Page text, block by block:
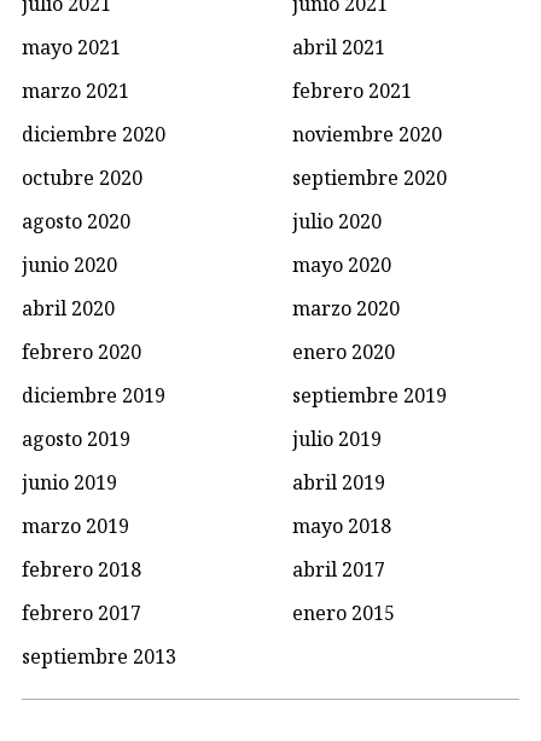
mayo 2021
abril 2021
marzo 2021
febrero 2021
diciembre 2020
noviembre 2020
octubre 2020
septiembre 2020
agosto 2020
julio 2020
junio 2020
mayo 2020
abril 2020
marzo 2020
febrero 2020
enero 2020
diciembre 2019
septiembre 2019
agosto 2019
julio 2019
junio 2019
abril 2019
marzo 2019
mayo 2018
febrero 2018
abril 2017
febrero 2017
enero 2015
septiembre 2013